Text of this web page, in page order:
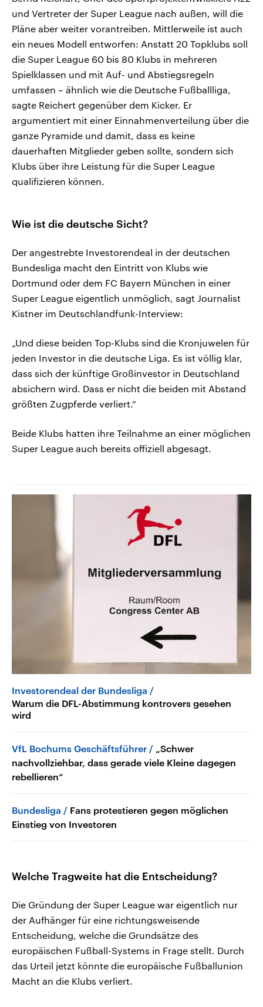
und Vertreter der Super League nach außen, will die
Pläne aber weiter vorantreiben. Mittlerweile ist auch
ein neues Modell entworfen: Anstatt 20 Topklubs soll
die Super League 60 bis 80 Klubs in mehreren
Spielklassen und mit Auf- und Abstiegsregeln
umfassen – ähnlich wie die Deutsche Fußballliga,
sagte Reichert gegenüber dem Kicker. Er
argumentiert mit einer Einnahmenverteilung über die
ganze Pyramide und damit, dass es keine
dauerhaften Mitglieder geben sollte, sondern sich
Klubs über ihre Leistung für die Super League
qualifizieren können.
Wie ist die deutsche Sicht?
Der angestrebte Investorendeal in der deutschen
Bundesliga macht den Eintritt von Klubs wie
Dortmund oder dem FC Bayern München in einer
Super League eigentlich unmöglich, sagt Journalist
Kistner im Deutschlandfunk-Interview:
„Und diese beiden Top-Klubs sind die Kronjuwelen für
jeden Investor in die deutsche Liga. Es ist völlig klar,
dass sich der künftige Großinvestor in Deutschland
absichern wird. Dass er nicht die beiden mit Abstand
größten Zugpferde verliert.“
Beide Klubs hatten ihre Teilnahme an einer möglichen
Super League auch bereits offiziell abgesagt.
Investorendeal der Bundesliga
Warum die DFL-Abstimmung kontrovers gesehen
wird
VfL Bochums Geschäftsführer
„Schwer
nachvollziehbar, dass gerade viele Kleine dagegen
rebellieren“
Bundesliga
Fans protestieren gegen möglichen
Einstieg von Investoren
Welche Tragweite hat die Entscheidung?
Die Gründung der Super League war eigentlich nur
der Aufhänger für eine richtungsweisende
Entscheidung, welche die Grundsätze des
europäischen Fußball-Systems in Frage stellt. Durch
das Urteil jetzt könnte die europäische Fußballunion
Macht an die Klubs verliert.